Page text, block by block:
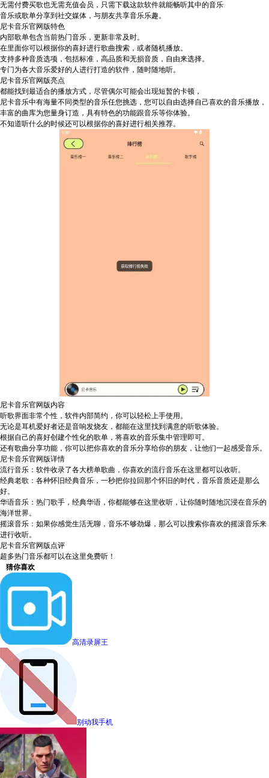
无需付费买歌也无需充值会员，只需下载这款软件就能畅听其中的音乐
音乐或歌单分享到社交媒体，与朋友共享音乐乐趣。
尼卡音乐官网版特色
内部歌单包含当前热门音乐，更新非常及时。
在里面你可以根据你的喜好进行歌曲搜索，或者随机播放。
支持多种音质选项，包括标准，高品质和无损音质，自由来选择。
专门为各大音乐爱好的人进行打造的软件，随时随地听。
尼卡音乐官网版亮点
都能找到最适合的播放方式，尽管偶尔可能会出现短暂的卡顿，
尼卡音乐中有海量不同类型的音乐任您挑选，您可以自由选择自己喜欢的音乐播放，
丰富的曲库为您量身订造，具有特色的功能跟音乐等你体验。
不知道听什么的时候还可以根据你的喜好进行相关推荐。
尼卡音乐官网版内容
听歌界面非常个性，软件内部简约，你可以轻松上手使用。
无论是耳机爱好者还是音响发烧友，都能在这里找到满意的听歌体验。
根据自己的喜好创建个性化的歌单，将喜欢的音乐集中管理即可。
还有歌曲分享功能，你可以把你喜欢的音乐分享给你的朋友，让他们一起感受音乐。
尼卡音乐官网版详情
流行音乐：软件收录了各大榜单歌曲，你喜欢的流行音乐在这里都可以收听。
经典老歌：各种怀旧经典音乐，一秒把你拉回那个怀旧的时代，音乐音质还是那么
好。
华语音乐：热门歌手，经典华语，你都能够在这里收听，让你随时随地沉浸在音乐的
海洋世界。
摇滚音乐：如果你感觉生活无聊，音乐不够劲爆，那么可以搜索你喜欢的摇滚音乐来
进行收听。
尼卡音乐官网版点评
超多热门音乐都可以在这里免费听！
猜你喜欢
高清录屏王
别动我手机